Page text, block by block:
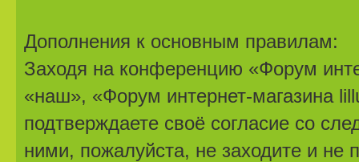
Дополнения к основным правилам:
Заходя на конференцию «Форум
«наш», «Форум интернет-магазина
подтверждаете своё согласие со
ними, пожалуйста, не заходите и